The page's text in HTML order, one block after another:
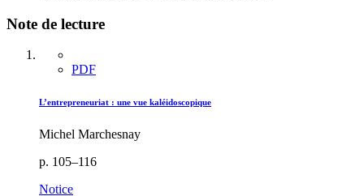
Note de lecture
PDF
L’entrepreneuriat : une vue kaléidoscopique
Michel Marchesnay
p. 105–116
Notice